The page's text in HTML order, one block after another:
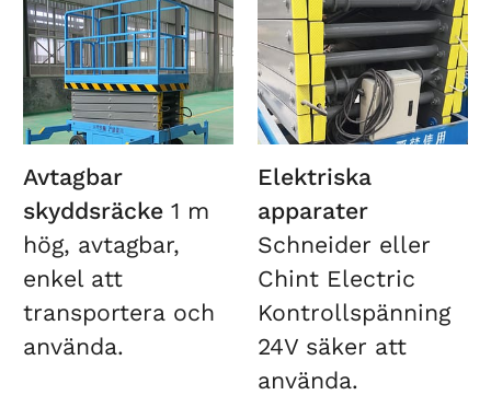
Avtagbar
skyddsräcke1 m
hög, avtagbar,
enkel att
transportera och
använda.
Elektriska
apparater
Schneider eller
Chint Electric
Kontrollspänning
24V säker att
använda.